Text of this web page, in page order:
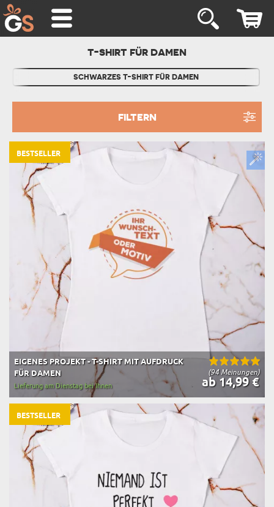
T-SHIRT FÜR DAMEN
SCHWARZES T-SHIRT FÜR DAMEN
FILTERN
(94 Meinungen)
EIGENES PROJEKT - T-SHIRT MIT AUFDRUCK
FÜR DAMEN
ab 14,99 €
Lieferung am Dienstag bei Ihnen
BESTSELLER
BESTSELLER